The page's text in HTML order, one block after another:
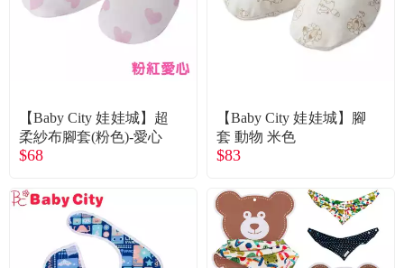
食品／健康食補
名人嚴選
【Baby City 娃娃城】超
柔紗布腳套(粉色)-愛心
$68
【Baby City 娃娃城】腳
套 動物 米色
$83